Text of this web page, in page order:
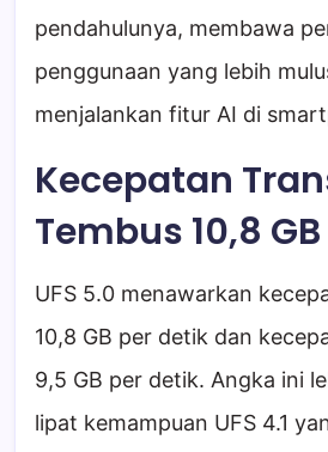
pendahulunya, membawa
penggunaan yang lebih
menjalankan fitur AI di
Kecepatan
Tembus 10,8
UFS 5.0 menawarkan
10,8 GB per detik dan
9,5 GB per detik. Angka ini
lipat kemampuan UFS 4.1